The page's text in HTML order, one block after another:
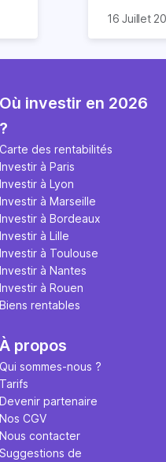
expert en
règle
ce secret
l'argent
principale
études et
16 Juillet
Où investir en 2026
?
Carte des rentabilités
Investir à Paris
Investir à Lyon
Investir à Marseille
Investir à Bordeaux
Investir à Lille
Investir à Toulouse
Investir à Nantes
Investir à Rouen
Biens rentables
À propos
Qui sommes-nous ?
Tarifs
Devenir partenaire
Nos CGV
Nous contacter
Suggestions de